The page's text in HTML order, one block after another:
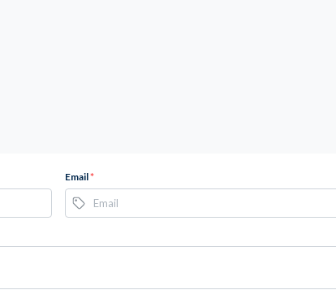
Email*